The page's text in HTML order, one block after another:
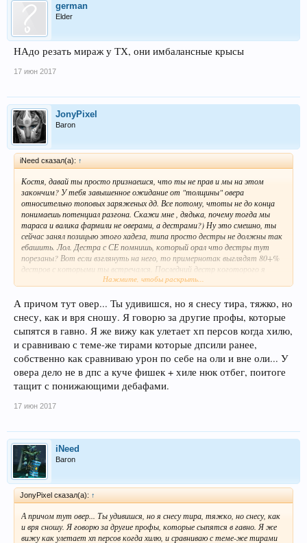
german
Elder
НАдо резать мираж у ТХ, они имбалансные крысы
17 июн 2017
JonyPixel
Baron
iNeed сказал(а): ↑
Костя, давай ты просто признаешся, что ты не прав и мы на этом
закончим? У тебя завышенное ожидание от "толщины" овера
относительно топовых заряженых дд. Все потому, чтоты не до конца
понимаешь потенциал разгона. Скажи мне , дядька, почему тогда мы
тараса и валика фармили не оверами, а дестрами?) Ну это смешно, ты
сейчас занял позицыю этого хадеза, типа просто дестры не должны так
ебашить. Лол. Дестра с СЕ помнишь, который орал что дестры тут
порезаны? Вот если взглянуть на него, то примернотак выглядят 80+%
дестров с которыми ты встречался. Последний дестр коготорого я
помнб на ворлде который бегал в топ шмоте - был Анал ( ну алан. тот
представления не имел как слится на оли на лимиты, более того не знал
на что точить скилы. Если будет интересно, могу на примере локи
показать тебе соизмеримый дпс в твоего же овера для успокоения.
Тебе просто поломали шаблоны.
Нажмите, чтобы раскрыть...
А причом тут овер... Ты удивишся, но я снесу тира, тяжко, но
снесу, как и вря сношу. Я говорю за другие профы, которые
сыпятся в гавно. Я же вижу как улетает хп персов когда хилю,
и сравниваю с теме-же тирами которые дпсили ранее,
собственно как сравниваю урон по себе на оли и вне оли... У
овера дело не в дпс а куче фишек + хиле нюк отбег, поитоге
тащит с понижающими дебафами.
17 июн 2017
iNeed
Baron
JonyPixel сказал(а): ↑
А причом тут овер... Ты удивишся, но я снесу тира, тяжко, но снесу, как
и вря сношу. Я говорю за другие профы, которые сыпятся в гавно. Я же
вижу как улетает хп персов когда хилю, и сравниваю с теме-же тирами